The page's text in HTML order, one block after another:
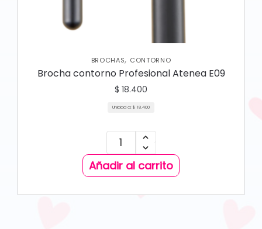
BROCHAS, CONTORNO
Brocha contorno Profesional Atenea E09
$ 18.400
Unidad a: $ 18.400
Añadir al carrito